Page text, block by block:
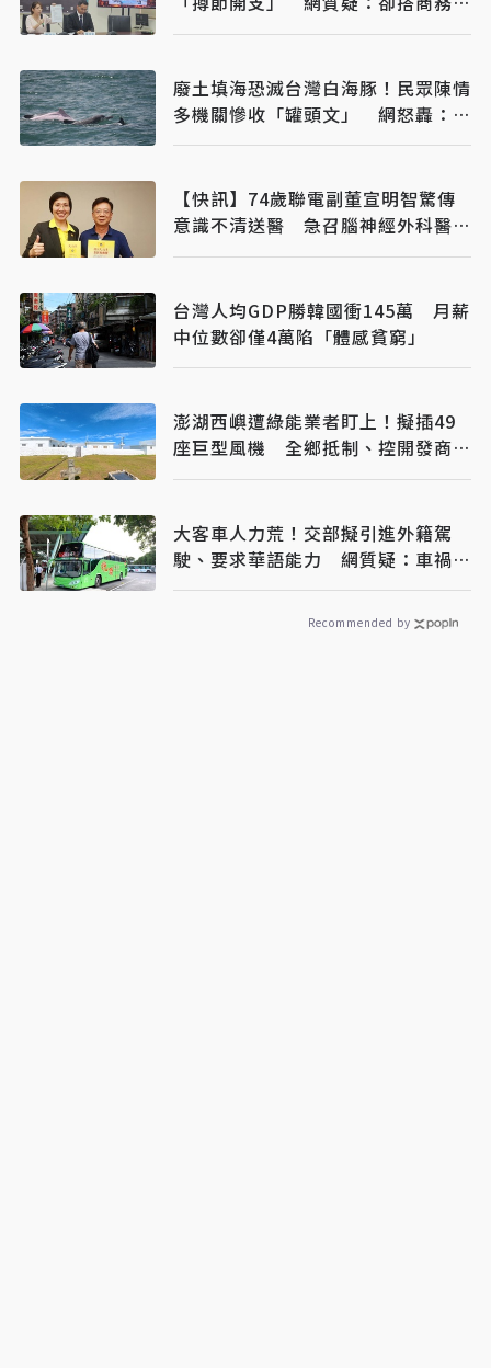
艙？
廢土填海恐滅台灣白海豚！民眾陳情
多機關慘收「罐頭文」 網怒轟：骯
髒政府
【快訊】74歲聯電副董宣明智驚傳
意識不清送醫 急召腦神經外科醫開
刀
台灣人均GDP勝韓國衝145萬 月薪
中位數卻僅4萬陷「體感貧窮」
澎湖西嶼遭綠能業者盯上！擬插49
座巨型風機 全鄉抵制、控開發商打
消耗戰
大客車人力荒！交部擬引進外籍駕
駛、要求華語能力 網質疑：車禍發
生誰處理
Recommended by